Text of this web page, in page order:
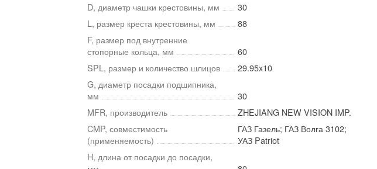
D, диаметр чашки крестовины, мм
30
L, размер креста крестовины, мм
88
F, размер под внутренние
стопорные кольца, мм
60
SPL, размер и количество шлицов
29.95x10
G, диаметр посадки подшипника,
мм
30
MFR, производитель
ZHEJIANG NEW VISION IMP.
CMP, совместимость
(применяемость)
ГАЗ Газель; ГАЗ Волга 3102;
УАЗ Patriot
H, длина от посадки до посадки,